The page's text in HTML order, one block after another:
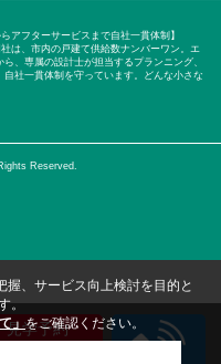
アフターサービスまで自社一貫体制】
は、市内の戸建て供給数ナンバーワン。エ
、専属の設計士が担当するプランニング、
社一貫体制を守っています。どんな小さな
Reserved.
見学予約
料）
、サービス向上検討を目的と
。
」をご確認ください。